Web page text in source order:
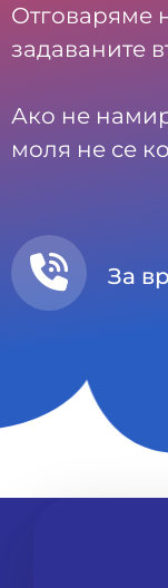
Отговаряме
задаваните
Ако не
моля не се
За